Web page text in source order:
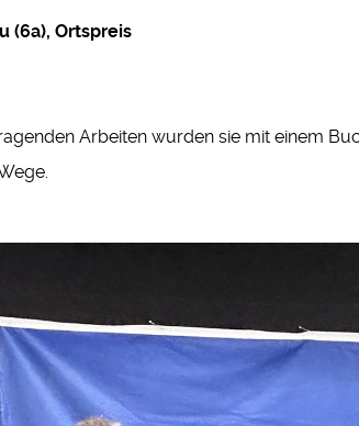
(6a), Ortspreis
Arbeiten wurden sie mit einem